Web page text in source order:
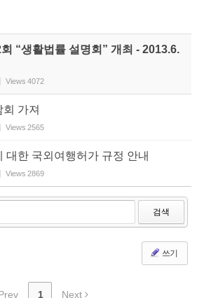
“생활법률 설명회” 개최 - 2013.6.
Views 4072
가져
Views 2565
대한 국외여행허가 규정 안내
Views 2869
검색
쓰기
1 Next
스케치북5
스케치북5